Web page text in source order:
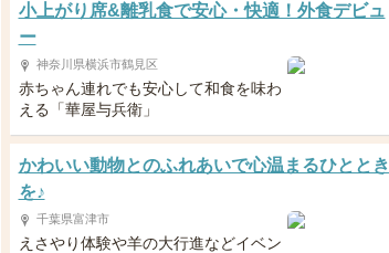
小上がり席&離乳食で安心・快適！外食デビュ
ー
神奈川県横浜市鶴見区
赤ちゃん連れでも安心して和食を味わ
える「華屋与兵衛」
かわいい動物とのふれあいで心温まるひととき
を♪
千葉県富津市
えさやり体験や羊の大行進などイベン